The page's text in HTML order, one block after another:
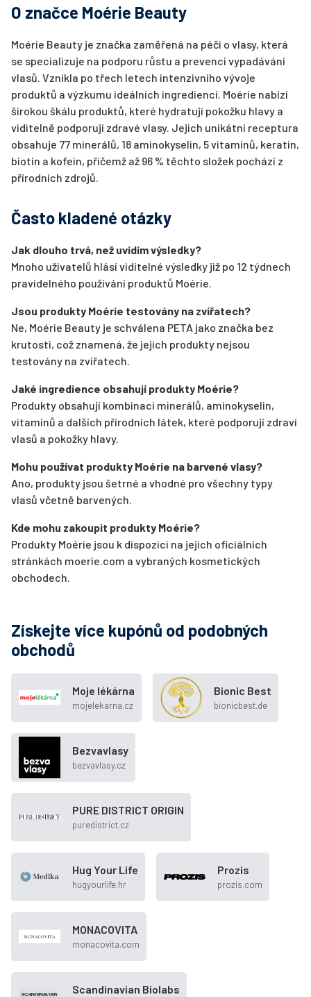
O značce Moérie Beauty
Moérie Beauty je značka zaměřená na péči o vlasy, která
se specializuje na podporu růstu a prevenci vypadávání
vlasů. Vznikla po třech letech intenzivního vývoje
produktů a výzkumu ideálních ingrediencí. Moérie nabízí
širokou škálu produktů, které hydratují pokožku hlavy a
viditelně podporují zdravé vlasy. Jejich unikátní receptura
obsahuje 77 minerálů, 18 aminokyselin, 5 vitamínů, keratin,
biotin a kofein, přičemž až 96 % těchto složek pochází z
přírodních zdrojů.
Často kladené otázky
Jak dlouho trvá, než uvidím výsledky?
Mnoho uživatelů hlásí viditelné výsledky již po 12 týdnech
pravidelného používání produktů Moérie.
Jsou produkty Moérie testovány na zvířatech?
Ne, Moérie Beauty je schválena PETA jako značka bez
krutosti, což znamená, že jejich produkty nejsou
testovány na zvířatech.
Jaké ingredience obsahují produkty Moérie?
Produkty obsahují kombinaci minerálů, aminokyselin,
vitamínů a dalších přírodních látek, které podporují zdraví
vlasů a pokožky hlavy.
Mohu používat produkty Moérie na barvené vlasy?
Ano, produkty jsou šetrné a vhodné pro všechny typy
vlasů včetně barvených.
Kde mohu zakoupit produkty Moérie?
Produkty Moérie jsou k dispozici na jejich oficiálních
stránkách moerie.com a vybraných kosmetických
obchodech.
Získejte více kupónů od podobných
obchodů
Moje lékárna
mojelekarna.cz
Bionic Best
bionicbest.de
Bezvavlasy
bezvavlasy.cz
PURE DISTRICT ORIGIN
puredistrict.cz
Hug Your Life
hugyourlife.hr
Prozis
prozis.com
MONACOVITA
monacovita.com
Scandinavian Biolabs